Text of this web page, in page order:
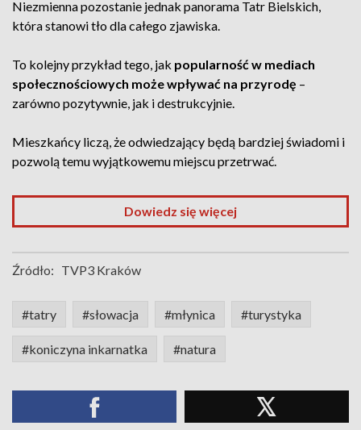
Niezmienna pozostanie jednak panorama Tatr Bielskich,
która stanowi tło dla całego zjawiska.
To kolejny przykład tego, jak popularność w mediach
społecznościowych może wpływać na przyrodę –
zarówno pozytywnie, jak i destrukcyjnie.
Mieszkańcy liczą, że odwiedzający będą bardziej świadomi i
pozwolą temu wyjątkowemu miejscu przetrwać.
Dowiedz się więcej
Źródło: TVP3 Kraków
#tatry #słowacja #młynica #turystyka
#koniczyna inkarnatka #natura